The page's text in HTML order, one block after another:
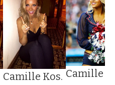
Camille Kos. Camille